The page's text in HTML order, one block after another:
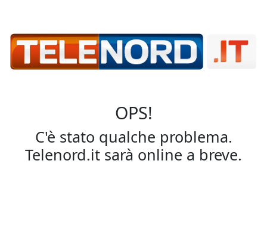
OPS!
C'è stato qualche problema.
Telenord.it sarà online a breve.